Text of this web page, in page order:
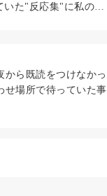
いた"反応集"に私の顔
から既読をつけなかっ
場所で待っていた事